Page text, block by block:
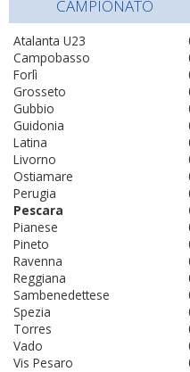
CAMPIONATO
Atalanta U23
Campobasso
Forlì
Grosseto
Gubbio
Guidonia
Latina
Livorno
Ostiamare
Perugia
Pescara
Pianese
Pineto
Ravenna
Reggiana
Sambenedettese
Spezia
Torres
Vado
Vis Pesaro